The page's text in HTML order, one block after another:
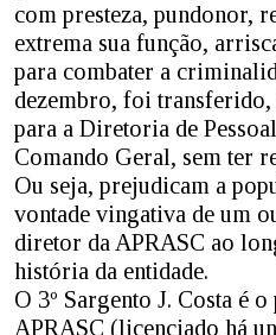
com presteza, pundonor,
extrema sua função,
para combater a
dezembro, foi
para a Diretoria de
Comando Geral, sem ter
Ou seja, prejudicam a
vontade vingativa de um
diretor da APRASC ao
história da entidade.
O 3º Sargento J. Costa é
APRASC (licenciado há